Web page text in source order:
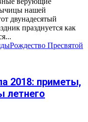
нашей
двунадесятый
празднуется как
Рождество Пресвятой
2018: приметы,
летнего